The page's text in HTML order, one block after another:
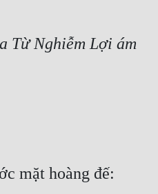
Từ Nghiễm Lợi ám
mặt hoàng đế: